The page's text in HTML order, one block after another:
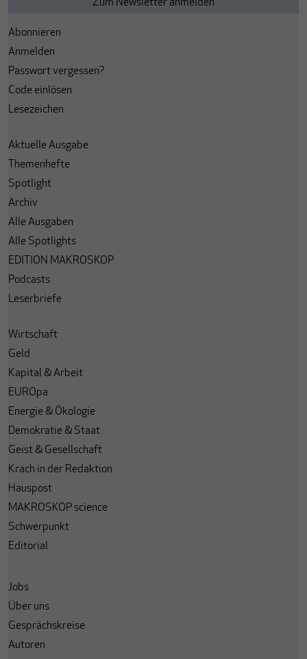
Abonnieren
Anmelden
Passwort vergessen?
Code einlösen
Lesezeichen
Aktuelle Ausgabe
Themenhefte
Spotlight
Archiv
Alle Ausgaben
Alle Spotlights
EDITION MAKROSKOP
Podcasts
Leserbriefe
Wirtschaft
Geld
Kapital & Arbeit
EUROpa
Energie & Ökologie
Demokratie & Staat
Geist & Gesellschaft
Krach in der Redaktion
Hauspost
MAKROSKOP science
Schwerpunkt
Editorial
Jobs
Über uns
Gesprächskreise
Autoren